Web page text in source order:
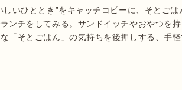
しいひととき”をキャッチコピーに、そとご
ンチをしてみる。サンドイッチやおやつを
「そとごはん」の気持ちを後押しする、手